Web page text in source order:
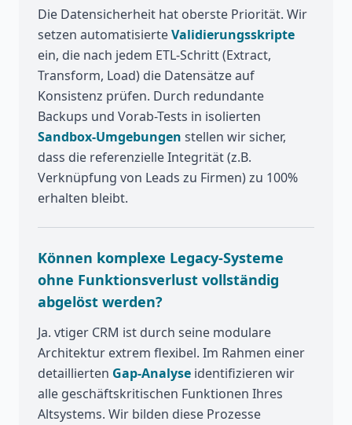
Die Datensicherheit hat oberste Priorität. Wir
setzen automatisierteValidierungsskripte
ein, die nach jedem ETL-Schritt (Extract,
Transform, Load) die Datensätze auf
Konsistenz prüfen. Durch redundante
Backups und Vorab-Tests in isolierten
Sandbox-Umgebungen stellen wir sicher,
dass die referenzielle Integrität (z.B.
Verknüpfung von Leads zu Firmen) zu 100%
erhalten bleibt.
Können komplexe Legacy-Systeme
ohne Funktionsverlust vollständig
abgelöst werden?
Ja. vtiger CRM ist durch seine modulare
Architektur extrem flexibel. Im Rahmen einer
detaillierten Gap-Analyse identifizieren wir
alle geschäftskritischen Funktionen Ihres
Altsystems. Wir bilden diese Prozesse